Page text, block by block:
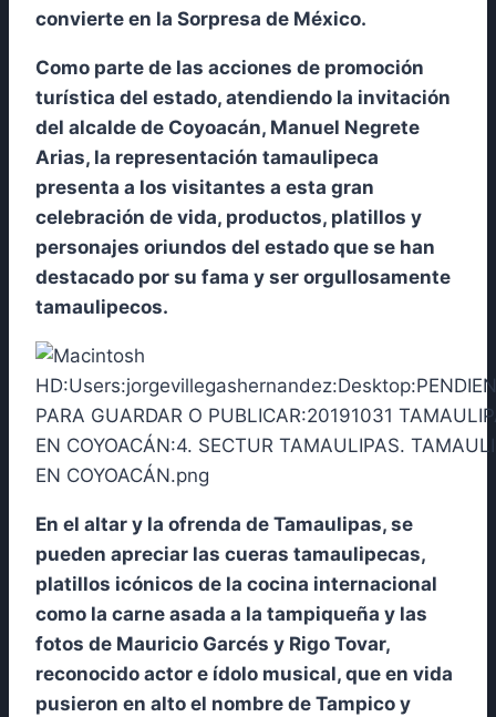
convierte en la Sorpresa de México.
Como parte de las acciones de promoción
turística del estado, atendiendo la invitación
del alcalde de Coyoacán, Manuel Negrete
Arias, la representación tamaulipeca
presenta a los visitantes a esta gran
celebración de vida, productos, platillos y
personajes oriundos del estado que se han
destacado por su fama y ser orgullosamente
tamaulipecos.
En el altar y la ofrenda de Tamaulipas, se
pueden apreciar las cueras tamaulipecas,
platillos icónicos de la cocina internacional
como la carne asada a la tampiqueña y las
fotos de Mauricio Garcés y Rigo Tovar,
reconocido actor e ídolo musical, que en vida
pusieron en alto el nombre de Tampico y